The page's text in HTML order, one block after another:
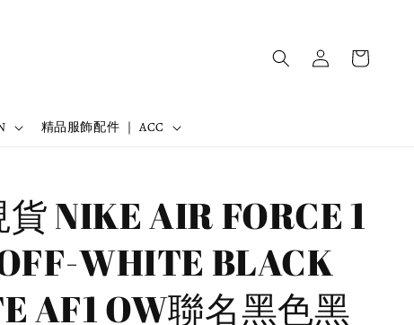
精品服飾配件 ｜ ACC
NIKE AIR FORCE 1
WHITE BLACK
AF1 OW聯名黑色黑